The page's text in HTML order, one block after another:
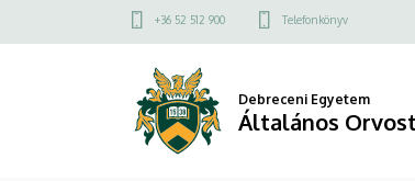
Információk
Általános
Orvostudományi
a
Felső
menü
+36 52 512 900 Telefonkönyv
Debreceni Egyetem
Általános